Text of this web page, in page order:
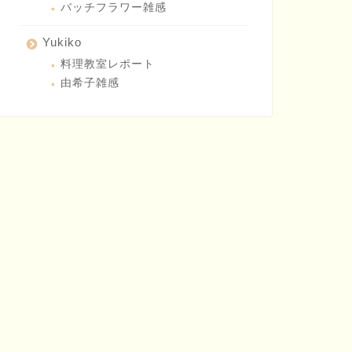
バッチフラワー雑感
Yukiko
料理教室レポート
由希子雑感